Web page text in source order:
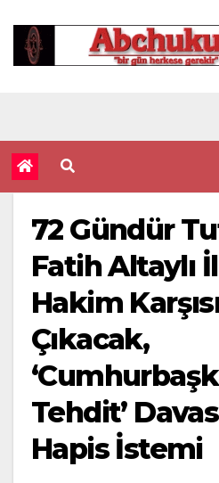
72 Gündür
Fatih Altaylı
Hakim
Çıkacak,
Tehdit’
Hapis İstemi